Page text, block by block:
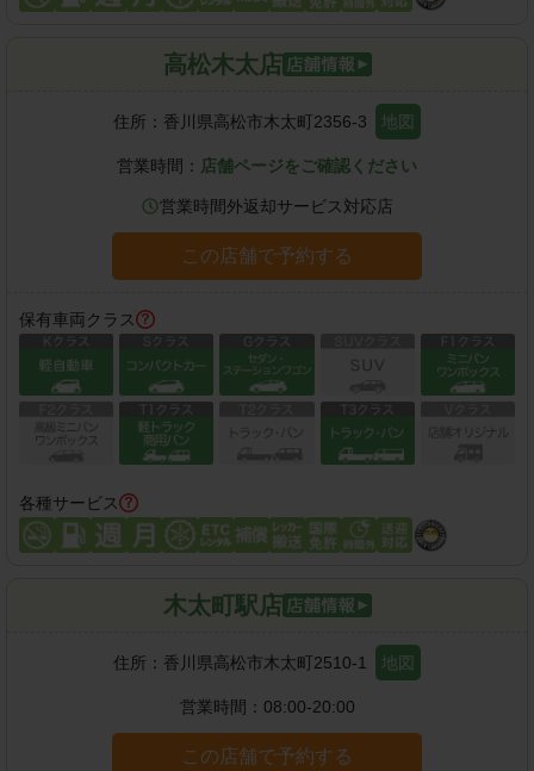
高松木太店
住所： 香川県高松市木太町2356-3 地図
営業時間： 店舗ページをご確認ください
営業時間外返却サービス対応店
この店舗で予約する
保有車両クラス
各種サービス
木太町駅店
住所： 香川県高松市木太町2510-1 地図
営業時間： 08:00-20:00
この店舗で予約する